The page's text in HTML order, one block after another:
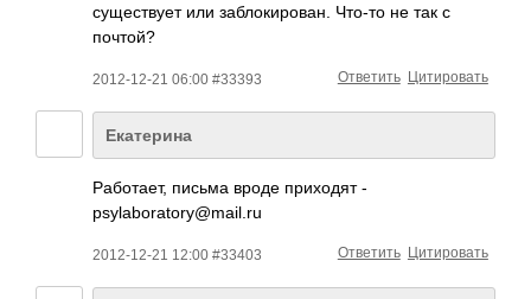
существует или заблокирован. Что-то не так с
почтой?
2012-12-21 06:00 #33393 Цитировать
Ответить
Екатерина
Работает, письма вроде приходят -
psylaboratory@ma­il.ru
2012-12-21 12:00 #33403 Цитировать
Ответить